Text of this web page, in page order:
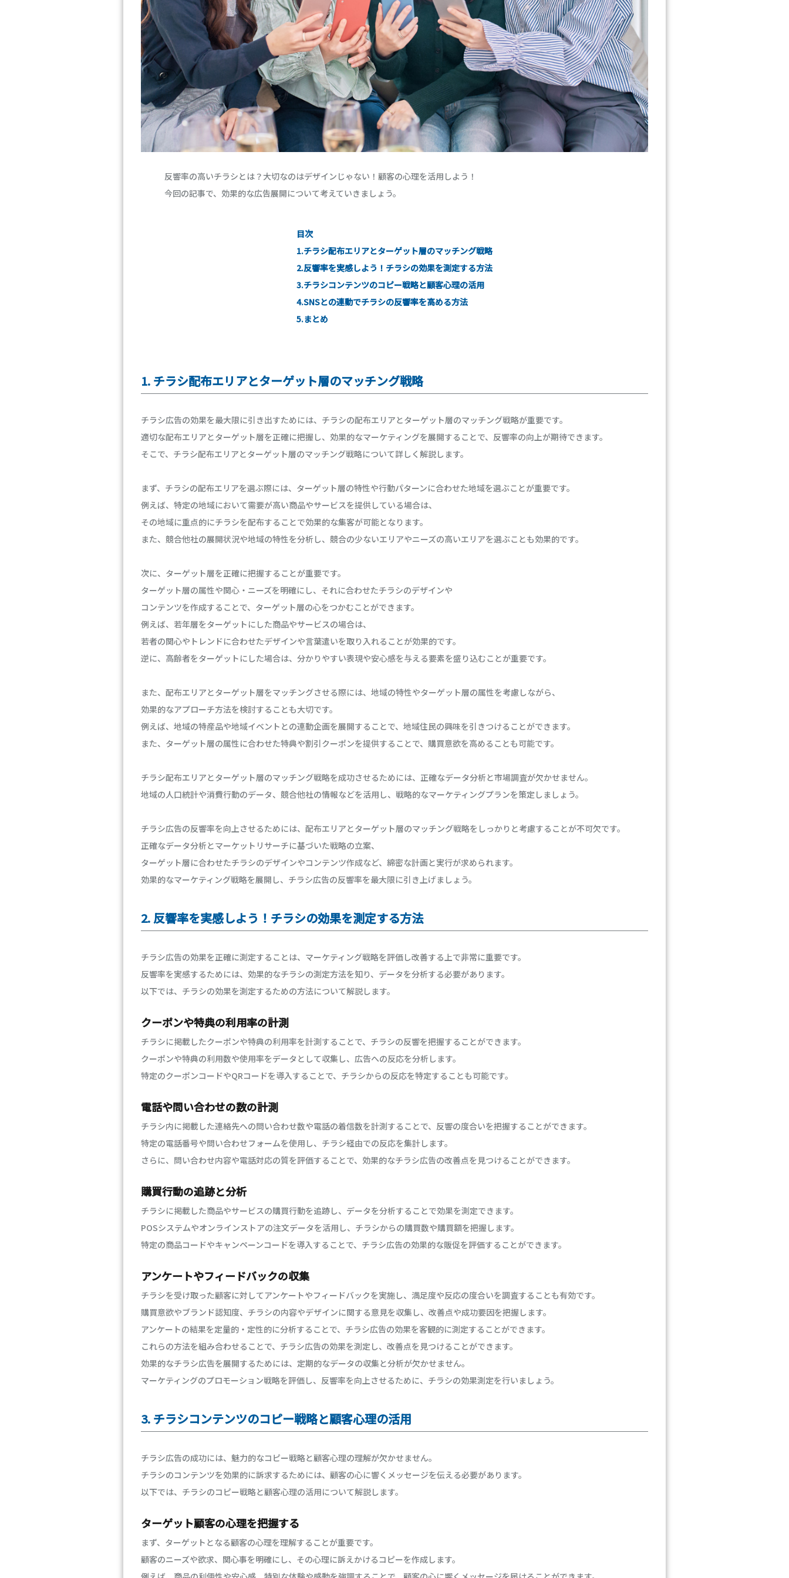
反響率の高いチラシとは？大切なのはデザインじゃない！顧客の心理を活用しよう！
今回の記事で、効果的な広告展開について考えていきましょう。
目次
1.チラシ配布エリアとターゲット層のマッチング戦略
2.反響率を実感しよう！チラシの効果を測定する方法
3.チラシコンテンツのコピー戦略と顧客心理の活用
4.SNSとの連動でチラシの反響率を高める方法
5.まとめ
1. チラシ配布エリアとターゲット層のマッチング戦略
チラシ広告の効果を最大限に引き出すためには、チラシの配布エリアとターゲット層のマッチング戦略が重要です。
適切な配布エリアとターゲット層を正確に把握し、効果的なマーケティングを展開することで、反響率の向上が期待できます。
そこで、チラシ配布エリアとターゲット層のマッチング戦略について詳しく解説します。
まず、チラシの配布エリアを選ぶ際には、ターゲット層の特性や行動パターンに合わせた地域を選ぶことが重要です。
例えば、特定の地域において需要が高い商品やサービスを提供している場合は、
その地域に重点的にチラシを配布することで効果的な集客が可能となります。
また、競合他社の展開状況や地域の特性を分析し、競合の少ないエリアやニーズの高いエリアを選ぶことも効果的です。
次に、ターゲット層を正確に把握することが重要です。
ターゲット層の属性や関心・ニーズを明確にし、それに合わせたチラシのデザインや
コンテンツを作成することで、ターゲット層の心をつかむことができます。
例えば、若年層をターゲットにした商品やサービスの場合は、
若者の関心やトレンドに合わせたデザインや言葉遣いを取り入れることが効果的です。
逆に、高齢者をターゲットにした場合は、分かりやすい表現や安心感を与える要素を盛り込むことが重要です。
また、配布エリアとターゲット層をマッチングさせる際には、地域の特性やターゲット層の属性を考慮しながら、
効果的なアプローチ方法を検討することも大切です。
例えば、地域の特産品や地域イベントとの連動企画を展開することで、地域住民の興味を引きつけることができます。
また、ターゲット層の属性に合わせた特典や割引クーポンを提供することで、購買意欲を高めることも可能です。
チラシ配布エリアとターゲット層のマッチング戦略を成功させるためには、正確なデータ分析と市場調査が欠かせません。
地域の人口統計や消費行動のデータ、競合他社の情報などを活用し、戦略的なマーケティングプランを策定しましょう。
チラシ広告の反響率を向上させるためには、配布エリアとターゲット層のマッチング戦略をしっかりと考慮することが不可欠です。
正確なデータ分析とマーケットリサーチに基づいた戦略の立案、
ターゲット層に合わせたチラシのデザインやコンテンツ作成など、綿密な計画と実行が求められます。
効果的なマーケティング戦略を展開し、チラシ広告の反響率を最大限に引き上げましょう。
2. 反響率を実感しよう！チラシの効果を測定する方法
チラシ広告の効果を正確に測定することは、マーケティング戦略を評価し改善する上で非常に重要です。
反響率を実感するためには、効果的なチラシの測定方法を知り、データを分析する必要があります。
以下では、チラシの効果を測定するための方法について解説します。
クーポンや特典の利用率の計測
チラシに掲載したクーポンや特典の利用率を計測することで、チラシの反響を把握することができます。
クーポンや特典の利用数や使用率をデータとして収集し、広告への反応を分析します。
特定のクーポンコードやQRコードを導入することで、チラシからの反応を特定することも可能です。
電話や問い合わせの数の計測
チラシ内に掲載した連絡先への問い合わせ数や電話の着信数を計測することで、反響の度合いを把握することができます。
特定の電話番号や問い合わせフォームを使用し、チラシ経由での反応を集計します。
さらに、問い合わせ内容や電話対応の質を評価することで、効果的なチラシ広告の改善点を見つけることができます。
購買行動の追跡と分析
チラシに掲載した商品やサービスの購買行動を追跡し、データを分析することで効果を測定できます。
POSシステムやオンラインストアの注文データを活用し、チラシからの購買数や購買額を把握します。
特定の商品コードやキャンペーンコードを導入することで、チラシ広告の効果的な販促を評価することができます。
アンケートやフィードバックの収集
チラシを受け取った顧客に対してアンケートやフィードバックを実施し、満足度や反応の度合いを調査することも有効です。
購買意欲やブランド認知度、チラシの内容やデザインに関する意見を収集し、改善点や成功要因を把握します。
アンケートの結果を定量的・定性的に分析することで、チラシ広告の効果を客観的に測定することができます。
これらの方法を組み合わせることで、チラシ広告の効果を測定し、改善点を見つけることができます。
効果的なチラシ広告を展開するためには、定期的なデータの収集と分析が欠かせません。
マーケティングのプロモーション戦略を評価し、反響率を向上させるために、チラシの効果測定を行いましょう。
3. チラシコンテンツのコピー戦略と顧客心理の活用
チラシ広告の成功には、魅力的なコピー戦略と顧客心理の理解が欠かせません。
チラシのコンテンツを効果的に訴求するためには、顧客の心に響くメッセージを伝える必要があります。
以下では、チラシのコピー戦略と顧客心理の活用について解説します。
ターゲット顧客の心理を把握する
まず、ターゲットとなる顧客の心理を理解することが重要です。
顧客のニーズや欲求、関心事を明確にし、その心理に訴えかけるコピーを作成します。